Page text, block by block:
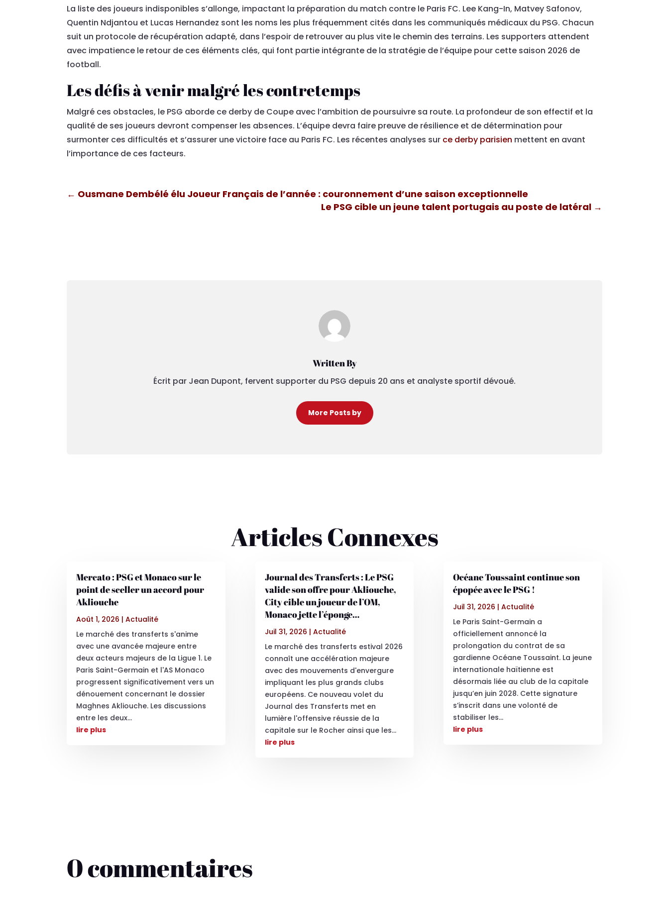
La liste des joueurs indisponibles s’allonge, impactant la préparation du match contre le Paris FC. Lee Kang-In, Matvey Safonov,
Quentin Ndjantou et Lucas Hernandez sont les noms les plus fréquemment cités dans les communiqués médicaux du PSG. Chacun
suit un protocole de récupération adapté, dans l’espoir de retrouver au plus vite le chemin des terrains. Les supporters attendent
avec impatience le retour de ces éléments clés, qui font partie intégrante de la stratégie de l’équipe pour cette saison 2026 de
football.
Les défis à venir malgré les contretemps
Malgré ces obstacles, le PSG aborde ce derby de Coupe avec l’ambition de poursuivre sa route. La profondeur de son effectif et la
qualité de ses joueurs devront compenser les absences. L’équipe devra faire preuve de résilience et de détermination pour
surmonter ces difficultés et s’assurer une victoire face au Paris FC. Les récentes analyses sur ce derby parisien mettent en avant
l’importance de ces facteurs.
← Ousmane Dembélé élu Joueur Français de l’année : couronnement d’une saison exceptionnelle
Le PSG cible un jeune talent portugais au poste de latéral→
Written By
Écrit par Jean Dupont, fervent supporter du PSG depuis 20 ans et analyste sportif dévoué.
More Posts by
Articles Connexes
Mercato : PSG et Monaco sur le
point de sceller un accord pour
Akliouche
Août 1, 2026 |Actualité
Le marché des transferts s'anime
avec une avancée majeure entre
deux acteurs majeurs de la Ligue 1. Le
Paris Saint-Germain et l'AS Monaco
progressent significativement vers un
dénouement concernant le dossier
Maghnes Akliouche. Les discussions
entre les deux...
lire plus
Journal des Transferts : Le PSG
valide son offre pour Akliouche,
City cible un joueur de l’OM,
Monaco jette l’éponge…
Juil 31, 2026 | Actualité
Le marché des transferts estival 2026
connaît une accélération majeure
avec des mouvements d'envergure
impliquant les plus grands clubs
européens. Ce nouveau volet du
Journal des Transferts met en
lumière l'offensive réussie de la
capitale sur le Rocher ainsi que les...
lire plus
Océane Toussaint continue son
épopée avec le PSG !
Juil 31, 2026 | Actualité
Le Paris Saint-Germain a
officiellement annoncé la
prolongation du contrat de sa
gardienne Océane Toussaint. La jeune
internationale haïtienne est
désormais liée au club de la capitale
jusqu’en juin 2028. Cette signature
s’inscrit dans une volonté de
stabiliser les...
lire plus
0 commentaires